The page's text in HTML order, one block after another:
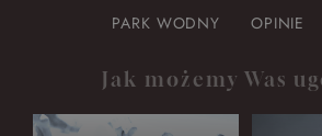
PARK WODNY OPINIE
Jak możemy Was